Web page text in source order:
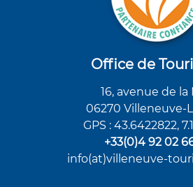
Office de
16, avenue de la
06270 Villeneuve-
GPS : 43.6422822,
+33(0)4 92 02
info(at)villeneuve-